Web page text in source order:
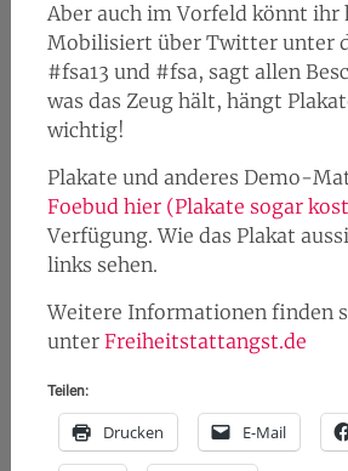
Aber auch im Vorfeld könnt ihr
Mobilisiert über Twitter unter
#fsa13 und #fsa, sagt allen
was das Zeug hält, hängt
wichtig!
Plakate und anderes Demo-
Foebud hier (Plakate sogar
Verfügung. Wie das Plakat
links sehen.
Weitere Informationen finden
unter Freiheitstattangst.de
Teilen:
Drucken E-Mail